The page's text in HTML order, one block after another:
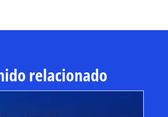
relacionado